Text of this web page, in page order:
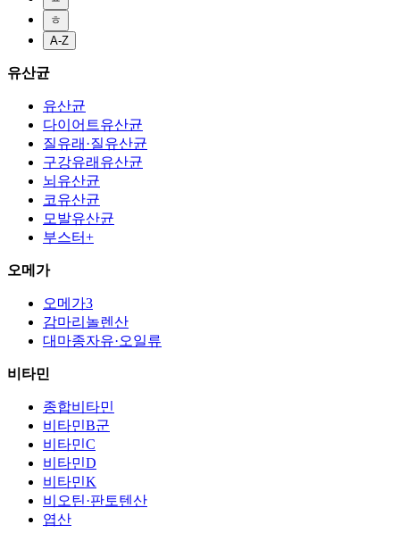
ㅎ
A-Z
유산균
유산균
다이어트유산균
질유래·질유산균
구강유래유산균
뇌유산균
코유산균
모발유산균
부스터+
오메가
오메가3
감마리놀렌산
대마종자유·오일류
비타민
종합비타민
비타민B군
비타민C
비타민D
비타민K
비오틴·판토텐산
엽산